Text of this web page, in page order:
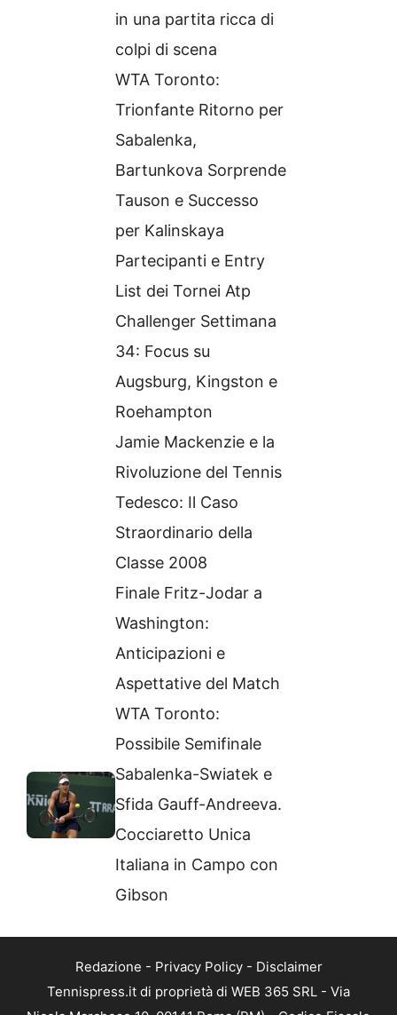
in una partita ricca di
colpi di scena
WTA Toronto:
Trionfante Ritorno per
Sabalenka,
Bartunkova Sorprende
Tauson e Successo
per Kalinskaya
Partecipanti e Entry
List dei Tornei Atp
Challenger Settimana
34: Focus su
Augsburg, Kingston e
Roehampton
Jamie Mackenzie e la
Rivoluzione del Tennis
Tedesco: Il Caso
Straordinario della
Classe 2008
Finale Fritz-Jodar a
Washington:
Anticipazioni e
Aspettative del Match
WTA Toronto:
Possibile Semifinale
Sabalenka-Swiatek e
Sfida Gauff-Andreeva.
Cocciaretto Unica
Italiana in Campo con
Gibson
Redazione - Privacy Policy- Disclaimer
Tennispress.it di proprietà di WEB 365 SRL - Via